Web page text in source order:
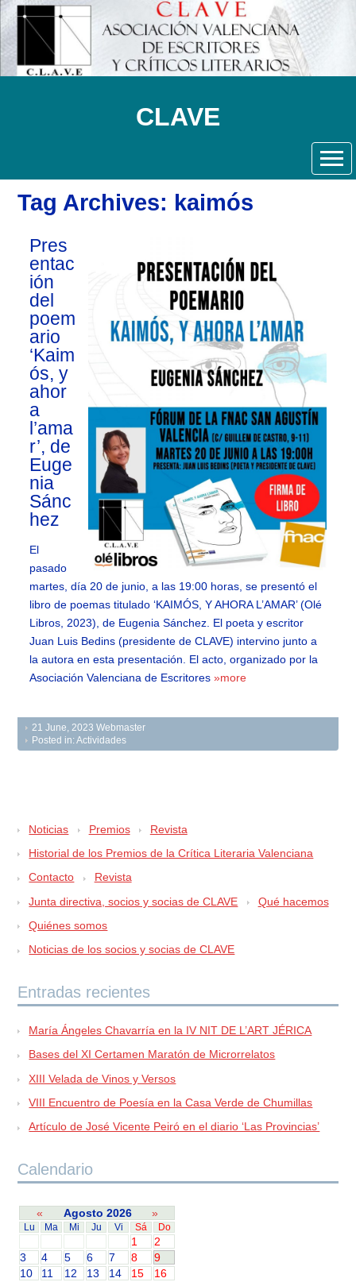
CLAVE
Tag Archives: kaimós
Pres
entac
ión
del
poem
ario
‘Kaim
ós, y
ahor
a
l’ama
r’, de
Euge
nia
Sánc
hez
El
pasado
martes, día 20 de junio, a las 19:00 horas, se presentó el
libro de poemas titulado ‘KAIMÓS, Y AHORA L’AMAR’ (Olé
Libros, 2023), de Eugenia Sánchez. El poeta y escritor
Juan Luis Bedins (presidente de CLAVE) intervino junto a
la autora en esta presentación. El acto, organizado por la
Asociación Valenciana de Escritores»more
21 June, 2023 Webmaster
Posted in:Actividades
Noticias Premios
Revista
Historial de los Premios de la Crítica Literaria Valenciana
Contacto
Revista
Junta directiva, socios y socias de CLAVE
Qué hacemos
Quiénes somos
Noticias de los socios y socias de CLAVE
Entradas recientes
María Ángeles Chavarría en la IV NIT DE L’ART JÉRICA
Bases del XI Certamen Maratón de Microrrelatos
XIII Velada de Vinos y Versos
VIII Encuentro de Poesía en la Casa Verde de Chumillas
Artículo de José Vicente Peiró en el diario ‘Las Provincias’
Calendario
« Agosto 2026 »
Lu Ma Mi Ju Vi Sá Do
1
2
3
4 5 6 7 8
9
10
11 12 13 14 15
16